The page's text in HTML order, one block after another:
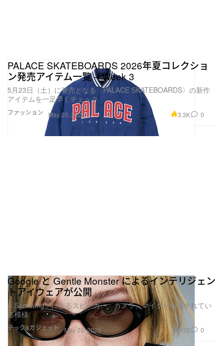
ファッション
PALACE SKATEBOARDS 2026年夏コレクショ
ン発売アイテム一覧 – Week 3
5月23日（土）に発売となる〈PALACE SKATEBOARDS〉の新作
アイテムを一足早くチェック
May 20, 2026 3.3K 0
テック&ガジェット
Google と Gentle Monster によるインテリジェン
トアイウェアが公開
「Samsung」によるスピーカー、カメラ、マイクが内蔵されてい
る模様
May 20, 2026 825 0